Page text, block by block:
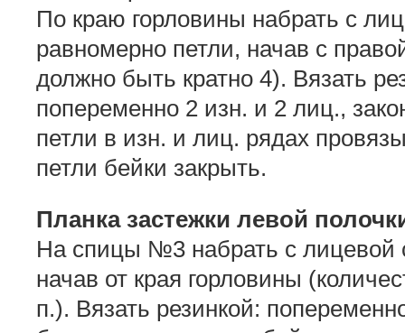
По краю горловины набрать с
равномерно петли, начав с
должно быть кратно 4). Вязать
попеременно 2 изн. и 2 лиц.,
петли в изн. и лиц. рядах
петли бейки закрыть.
Планка застежки левой
На спицы №3 набрать с лицевой
начав от края горловины
п.). Вязать резинкой: